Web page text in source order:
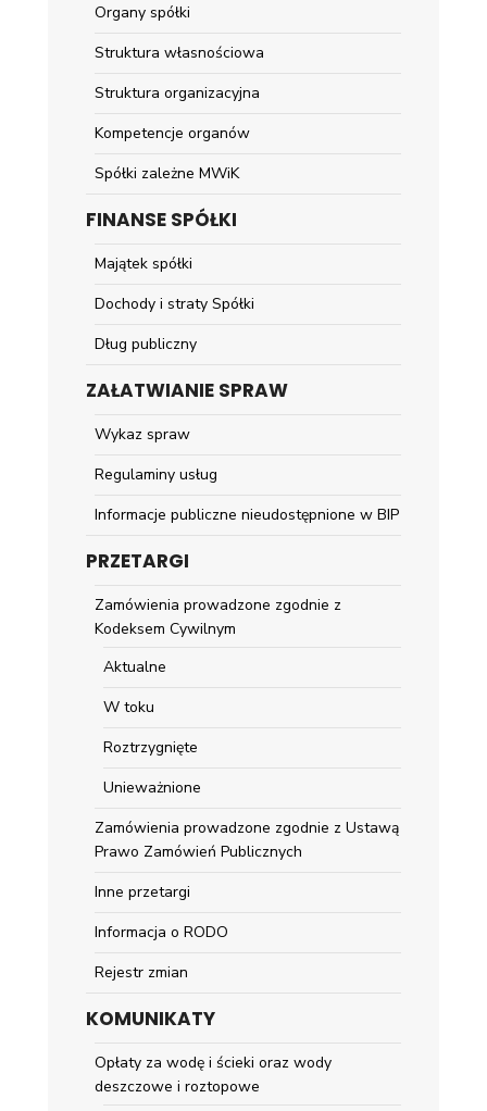
Organy spółki
Struktura własnościowa
Struktura organizacyjna
Kompetencje organów
Spółki zależne MWiK
FINANSE SPÓŁKI
Majątek spółki
Dochody i straty Spółki
Dług publiczny
ZAŁATWIANIE SPRAW
Wykaz spraw
Regulaminy usług
Informacje publiczne nieudostępnione w BIP
PRZETARGI
Zamówienia prowadzone zgodnie z
Kodeksem Cywilnym
Aktualne
W toku
Roztrzygnięte
Unieważnione
Zamówienia prowadzone zgodnie z Ustawą
Prawo Zamówień Publicznych
Inne przetargi
Informacja o RODO
Rejestr zmian
KOMUNIKATY
Opłaty za wodę i ścieki oraz wody
deszczowe i roztopowe